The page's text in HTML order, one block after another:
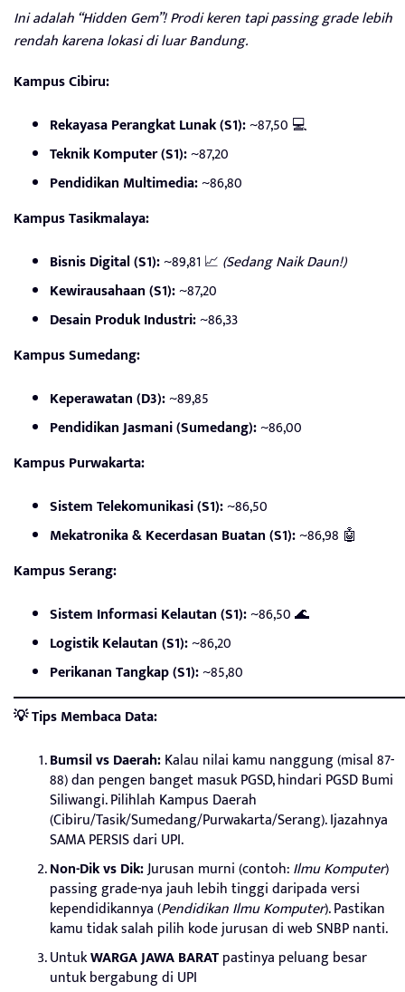
Ini adalah “Hidden Gem”! Prodi keren tapi passing grade lebih
rendah karena lokasi di luar Bandung.
Kampus Cibiru:
Rekayasa Perangkat Lunak (S1):~87,50 💻
Teknik Komputer (S1):~87,20
Pendidikan Multimedia:~86,80
Kampus Tasikmalaya:
Bisnis Digital (S1):~89,81 📈 (Sedang Naik Daun!)
Kewirausahaan (S1):~87,20
Desain Produk Industri:~86,33
Kampus Sumedang:
Keperawatan (D3):~89,85
Pendidikan Jasmani (Sumedang):~86,00
Kampus Purwakarta:
Sistem Telekomunikasi (S1):~86,50
Mekatronika & Kecerdasan Buatan (S1):~86,98 🤖
Kampus Serang:
Sistem Informasi Kelautan (S1):~86,50 🌊
Logistik Kelautan (S1):~86,20
Perikanan Tangkap (S1):~85,80
💡 Tips Membaca Data:
Bumsil vs Daerah:Kalau nilai kamu nanggung (misal 87-
88) dan pengen banget masuk PGSD, hindari PGSD Bumi
Siliwangi. Pilihlah Kampus Daerah
(Cibiru/Tasik/Sumedang/Purwakarta/Serang). Ijazahnya
SAMA PERSIS dari UPI.
Non-Dik vs Dik:Jurusan murni (contoh:Ilmu Komputer)
passing grade-nya jauh lebih tinggi daripada versi
kependidikannya (Pendidikan Ilmu Komputer). Pastikan
kamu tidak salah pilih kode jurusan di web SNBP nanti.
UntukWARGA JAWA BARATpastinya peluang besar
untuk bergabung di UPI